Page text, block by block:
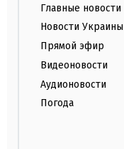
Главные новости
Новости Украины
Прямой эфир
Видеоновости
Аудионовости
Погода